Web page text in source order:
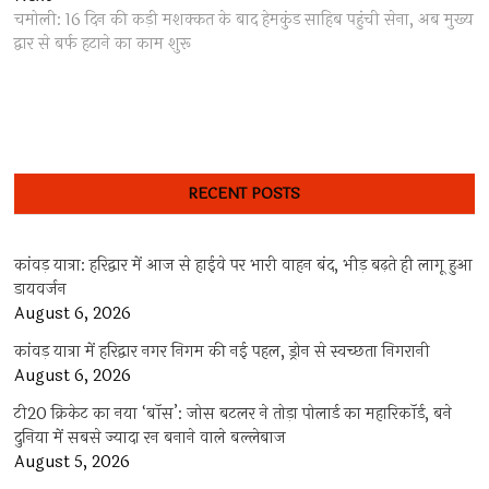
post:
चमोली: 16 दिन की कड़ी मशक्कत के बाद हेमकुंड साहिब पहुंची सेना, अब मुख्य
द्वार से बर्फ हटाने का काम शुरू
RECENT POSTS
कांवड़ यात्रा: हरिद्वार में आज से हाईवे पर भारी वाहन बंद, भीड़ बढ़ते ही लागू हुआ
डायवर्जन
August 6, 2026
कांवड़ यात्रा में हरिद्वार नगर निगम की नई पहल, ड्रोन से स्वच्छता निगरानी
August 6, 2026
टी20 क्रिकेट का नया ‘बॉस’: जोस बटलर ने तोड़ा पोलार्ड का महारिकॉर्ड, बने
दुनिया में सबसे ज्यादा रन बनाने वाले बल्लेबाज
August 5, 2026